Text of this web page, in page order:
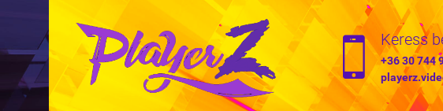
 Keress
+36 30 744